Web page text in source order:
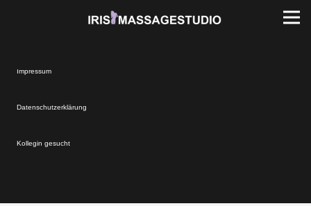
Impressum
Datenschutzerklärung
Kollegin gesucht